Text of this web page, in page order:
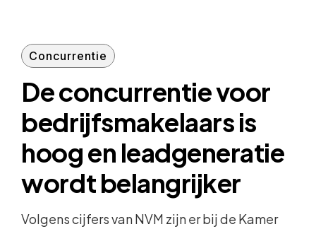
Concurrentie
De concurrentie voor
bedrijfsmakelaars is
hoog en leadgeneratie
wordt belangrijker
Volgens cijfers van NVM zijn er bij de Kamer